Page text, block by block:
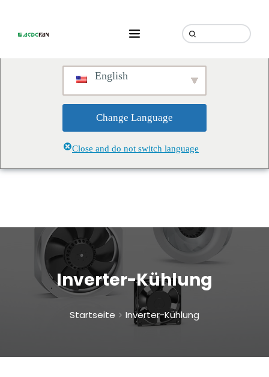
speaking a different language.
Do you want to change to:
English
Change Language
Close and do not switch language
Inverter-Kühlung
Startseite Inverter-Kühlung